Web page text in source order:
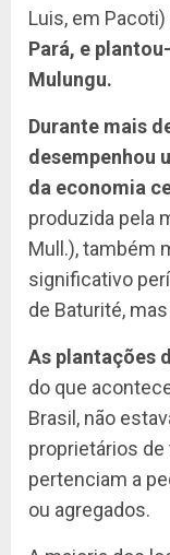
Luis, em Pacoti)
Pará, e
Mulungu.
Durante mais
desempenhou
da economia
produzida pela
Mull.), também
significativo
de Baturité,
As plantações
do que
Brasil, não
proprietários de
pertenciam a
ou agregados.